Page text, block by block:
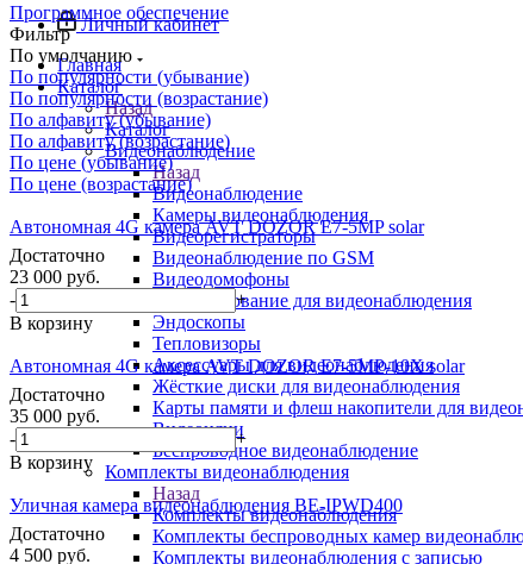
Личный кабинет
Главная
Каталог
Назад
Каталог
Видеонаблюдение
Назад
Видеонаблюдение
Камеры видеонаблюдения
Видеорегистраторы
Видеонаблюдение по GSM
Видеодомофоны
IP-оборудование для видеонаблюдения
Эндоскопы
Тепловизоры
Аксессуары для видеонаблюдения
Жёсткие диски для видеонаблюдения
Карты памяти и флеш накопители для
Видеоняни
Беспроводное видеонаблюдение
Комплекты видеонаблюдения
Назад
Комплекты видеонаблюдения
Комплекты беспроводных камер
Комплекты видеонаблюдения с записью
Программное обеспечение
Фильтр
По умолчанию
По популярности (убывание)
По популярности (возрастание)
По алфавиту (убывание)
По алфавиту (возрастание)
По цене (убывание)
По цене (возрастание)
Автономная 4G камера AVT DOZOR E7-5MP solar
Достаточно
23 000 руб.
-
+
В корзину
Автономная 4G камера AVT DOZOR E7-5MP-10X solar
Достаточно
35 000 руб.
-
+
В корзину
Уличная камера видеонаблюдения BE-IPWD400
Достаточно
4 500 руб.